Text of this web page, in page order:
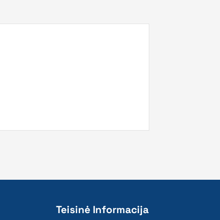
Teisinė Informacija